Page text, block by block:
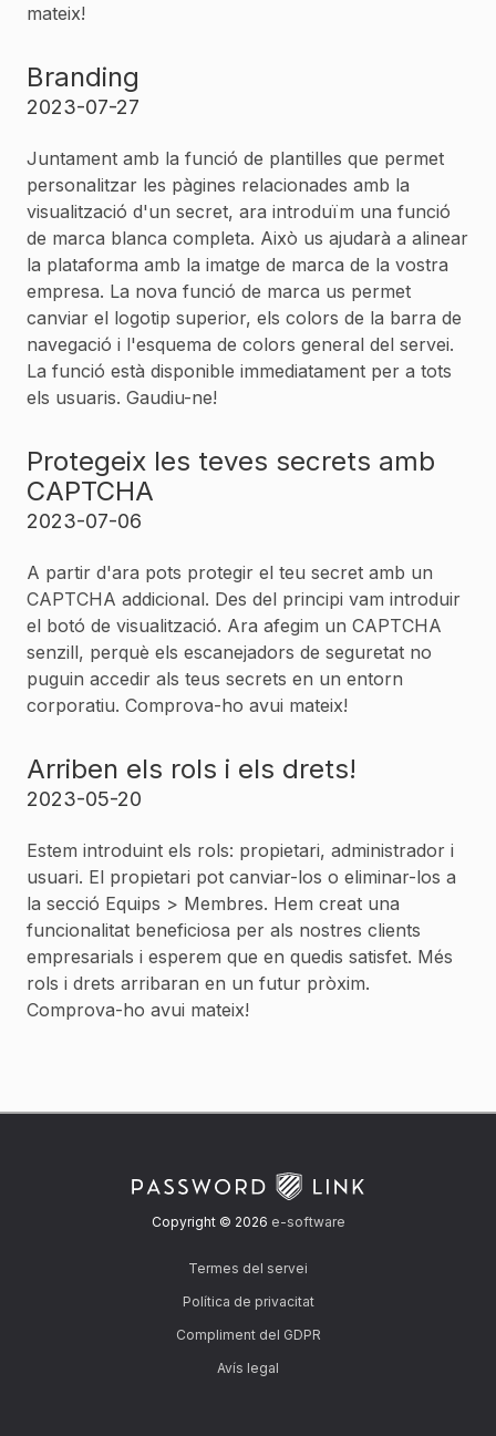
mateix!
Branding
2023-07-27
Juntament amb la funció de plantilles que permet
personalitzar les pàgines relacionades amb la
visualització d'un secret, ara introduïm una funció
de marca blanca completa. Això us ajudarà a alinear
la plataforma amb la imatge de marca de la vostra
empresa. La nova funció de marca us permet
canviar el logotip superior, els colors de la barra de
navegació i l'esquema de colors general del servei.
La funció està disponible immediatament per a tots
els usuaris. Gaudiu-ne!
Protegeix les teves secrets amb
CAPTCHA
2023-07-06
A partir d'ara pots protegir el teu secret amb un
CAPTCHA addicional. Des del principi vam introduir
el botó de visualització. Ara afegim un CAPTCHA
senzill, perquè els escanejadors de seguretat no
puguin accedir als teus secrets en un entorn
corporatiu. Comprova-ho avui mateix!
Arriben els rols i els drets!
2023-05-20
Estem introduint els rols: propietari, administrador i
usuari. El propietari pot canviar-los o eliminar-los a
la secció Equips > Membres. Hem creat una
funcionalitat beneficiosa per als nostres clients
empresarials i esperem que en quedis satisfet. Més
rols i drets arribaran en un futur pròxim.
Comprova-ho avui mateix!
Copyright © 2026 e-software
Termes del servei
Política de privacitat
Compliment del GDPR
Avís legal